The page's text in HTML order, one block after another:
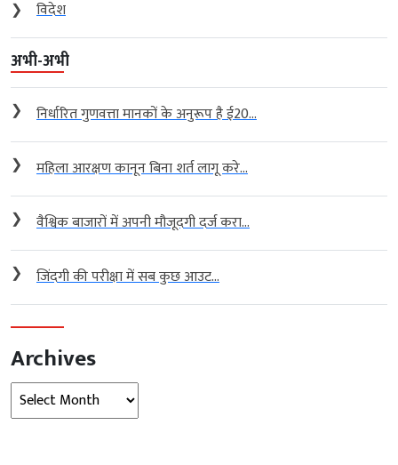
❯
विदेश
अभी-अभी
❯ निर्धारित गुणवत्ता मानकों के अनुरूप है ई20...
❯ महिला आरक्षण कानून बिना शर्त लागू करे...
❯ वैश्विक बाजारों में अपनी मौजूदगी दर्ज करा...
❯ जिंदगी की परीक्षा में सब कुछ आउट...
Archives
Archives